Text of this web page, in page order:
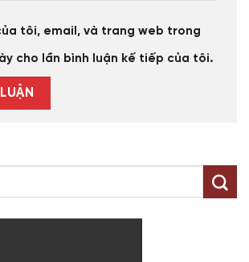
tôi, email, và trang web trong
cho lần bình luận kế tiếp của tôi.